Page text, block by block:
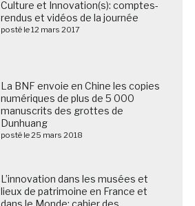
Culture et Innovation(s): comptes-
rendus et vidéos de la journée
posté le 12 mars 2017
La BNF envoie en Chine les copies
numériques de plus de 5 000
manuscrits des grottes de
Dunhuang
posté le 25 mars 2018
L’innovation dans les musées et
lieux de patrimoine en France et